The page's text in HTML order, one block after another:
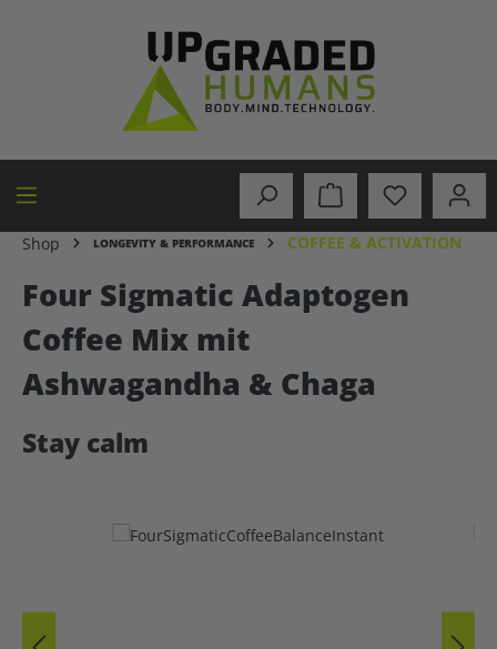
Shop LONGEVITY & PERFORMANCE COFFEE & ACTIVATION
Four Sigmatic Adaptogen
Coffee Mix mit
Ashwagandha & Chaga
Stay calm
Skip image gallery